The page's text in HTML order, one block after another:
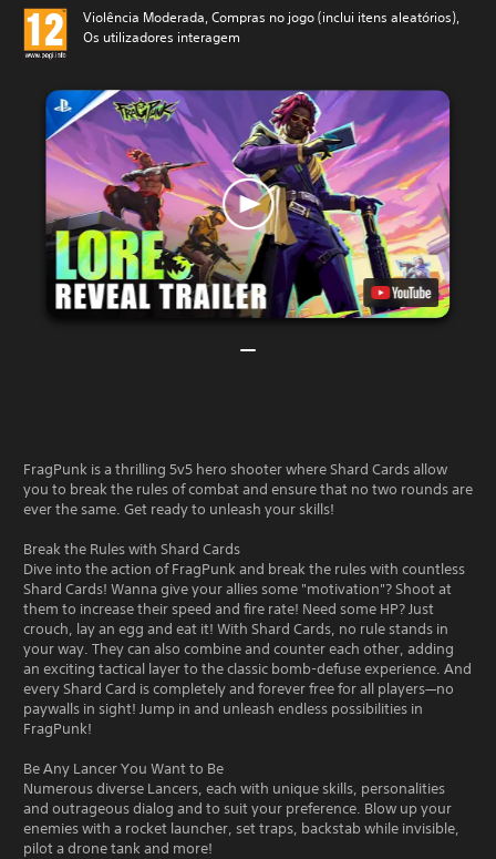
Violência Moderada, Compras no jogo (inclui itens aleatórios),
Os utilizadores interagem
FragPunk is a thrilling 5v5 hero shooter where Shard Cards allow
you to break the rules of combat and ensure that no two rounds are
ever the same. Get ready to unleash your skills!
Break the Rules with Shard Cards
Dive into the action of FragPunk and break the rules with countless
Shard Cards! Wanna give your allies some "motivation"? Shoot at
them to increase their speed and fire rate! Need some HP? Just
crouch, lay an egg and eat it! With Shard Cards, no rule stands in
your way. They can also combine and counter each other, adding
an exciting tactical layer to the classic bomb-defuse experience. And
every Shard Card is completely and forever free for all players—no
paywalls in sight! Jump in and unleash endless possibilities in
FragPunk!
Be Any Lancer You Want to Be
Numerous diverse Lancers, each with unique skills, personalities
and outrageous dialog and to suit your preference. Blow up your
enemies with a rocket launcher, set traps, backstab while invisible,
pilot a drone tank and more!